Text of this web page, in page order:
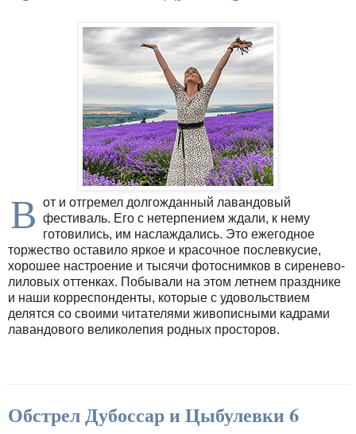
В от и отгремел долгожданный лавандовый
фестиваль. Его с нетерпением ждали, к нему
готовились, им наслаждались. Это ежегодное
торжество оставило яркое и красочное послевкусие,
хорошее настроение и тысячи фотоснимков в сиренево-
лиловых оттенках. Побывали на этом летнем празднике
и наши корреспонденты, которые с удовольствием
делятся со своими читателями живописными кадрами
лавандового великолепия родных просторов.
Обстрел Дубоссар и Цыбулевки 6